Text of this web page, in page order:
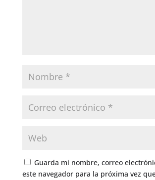
Guarda mi nombre, correo
este navegador para la próxima vez